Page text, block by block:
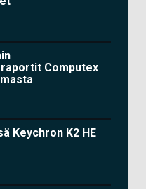
Computex
Keychron K2 HE